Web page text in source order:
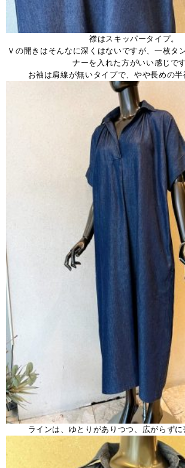
襟はスキッパータイプ。
Ｖの開きはそんなに深くはないですが、一枚タ
ナーを入れた方がいい感じです
お袖は肩線が無いタイプで、やや長めの半
ラインは、ゆとりがありつつ、広がらずに